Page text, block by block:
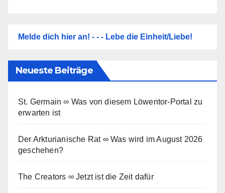
Melde dich hier an! - - - Lebe die Einheit/Liebe!
Neueste Beiträge
St. Germain ∞ Was von diesem Löwentor-Portal zu
erwarten ist
Der Arkturianische Rat ∞ Was wird im August 2026
geschehen?
The Creators ∞ Jetzt ist die Zeit dafür